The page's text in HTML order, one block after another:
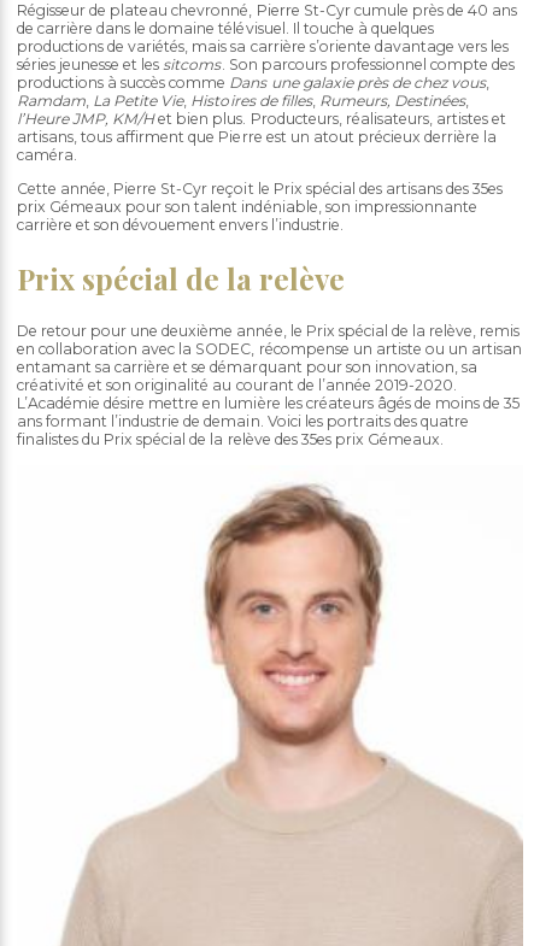
Régisseur de plateau chevronné, Pierre St-Cyr cumule près de 40 ans
de carrière dans le domaine télévisuel. Il touche à quelques
productions de variétés, mais sa carrière s’oriente davantage vers les
séries jeunesse et lessitcoms. Son parcours professionnel compte des
productions à succès comme Dans une galaxie près de chez vous,
Ramdam, La Petite Vie, Histoires de filles, Rumeurs, Destinées,
l’Heure JMP, KM/Het bien plus. Producteurs, réalisateurs, artistes et
artisans, tous affirment que Pierre est un atout précieux derrière la
caméra.
Cette année, Pierre St-Cyr reçoit le Prix spécial des artisans des 35es
prix Gémeaux pour son talent indéniable, son impressionnante
carrière et son dévouement envers l’industrie.
Prix spécial de la relève
De retour pour une deuxième année, le Prix spécial de la relève, remis
en collaboration avec la SODEC, récompense un artiste ou un artisan
entamant sa carrière et se démarquant pour son innovation, sa
créativité et son originalité au courant de l’année 2019-2020.
L’Académie désire mettre en lumière les créateurs âgés de moins de 35
ans formant l’industrie de demain. Voici les portraits des quatre
finalistes du Prix spécial de la relève des 35es prix Gémeaux.